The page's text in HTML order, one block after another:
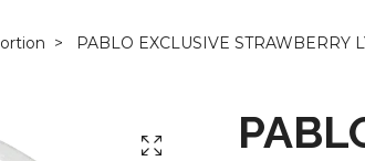
PABLO EXCLUSIVE STRAWBERRY